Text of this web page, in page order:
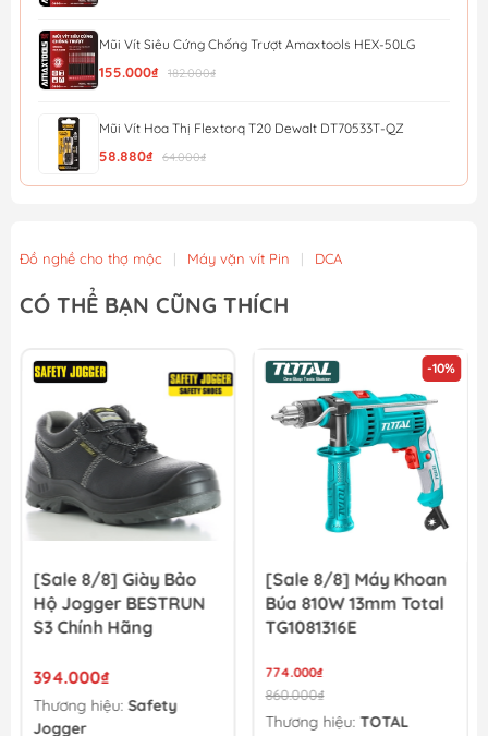
Mũi Vít Siêu Cứng Chống Trượt Amaxtools HEX-50LG
155.000₫ 182.000₫
Mũi Vít Hoa Thị Flextorq T20 Dewalt DT70533T-QZ
58.880₫ 64.000₫
Mũi Vít Chống Trượt Amaxtools HEX-75CT
49.900₫
Mũi Vít Chống Trượt Amaxtools HEX-65CT
44.900₫
Đồ nghề cho thợ mộc | Máy vặn vít Pin | DCA
CÓ THỂ BẠN CŨNG THÍCH
[Sale 8/8] Máy Khoan
Búa 810W 13mm Total
TG1081316E
774.000₫
Thương hiệu:
-10%
[Sale 8/8] Máy Khoan
Đục Bê Tông INGCO
1500W 32mm
1.620.000₫
1.800.000₫
Thương hiệu:INGCO